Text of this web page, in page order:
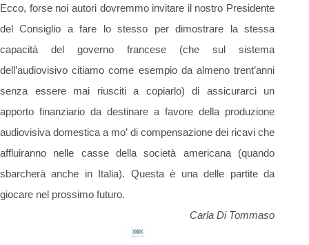
Ecco, forse noi autori dovremmo invitare il nostro Presidente
del Consiglio a fare lo stesso per dimostrare la stessa
capacità del governo francese (che sul sistema
dell’audiovisivo citiamo come esempio da almeno trent’anni
senza essere mai riusciti a copiarlo) di assicurarci un
apporto finanziario da destinare a favore della produzione
audiovisiva domestica a mo’ di compensazione dei ricavi che
affluiranno nelle casse della società americana (quando
sbarcherà anche in Italia). Questa è una delle partite da
giocare nel prossimo futuro.
Carla Di Tommaso